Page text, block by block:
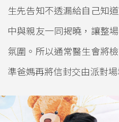
生先告知不透漏給自己知
中與親友一同揭曉，讓整
氛圍。所以通常醫生會將
準爸媽再將信封交由派對